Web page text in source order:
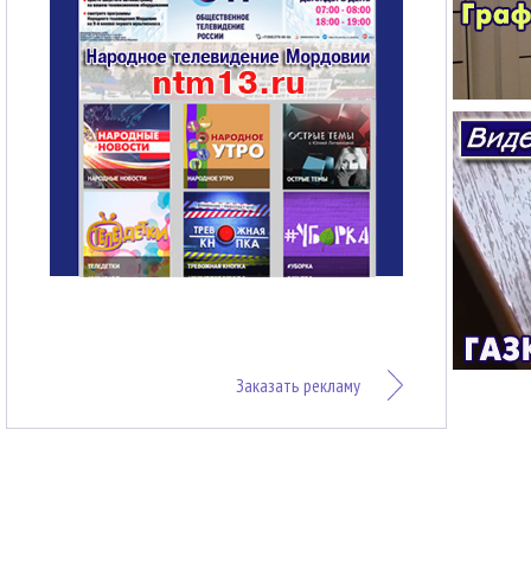
Заказать рекламу